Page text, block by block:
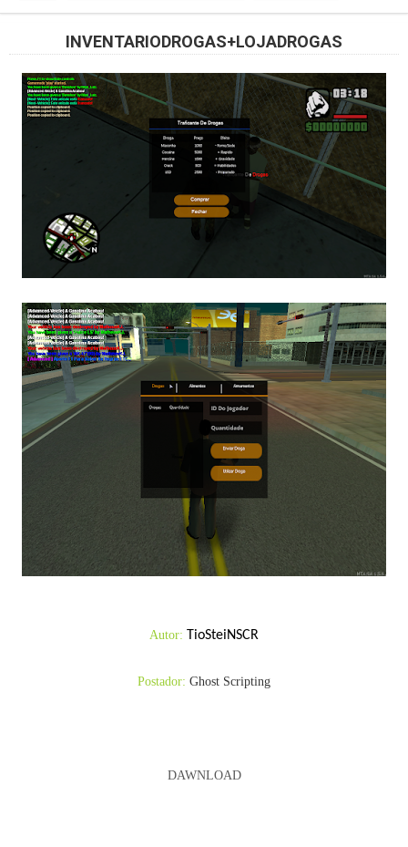
INVENTARIODROGAS+LOJADROGAS
Autor: TioSteiNSCR
Postador: Ghost Scripting
DAWNLOAD